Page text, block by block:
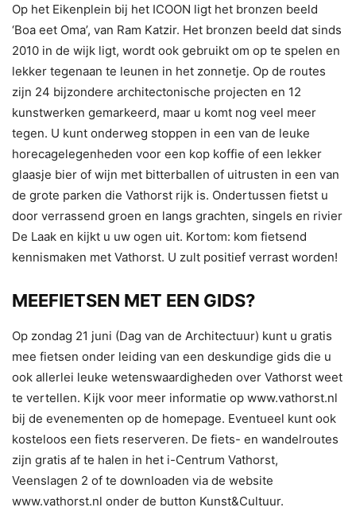
Op het Eikenplein bij het ICOON ligt het bronzen beeld
‘Boa eet Oma’, van Ram Katzir. Het bronzen beeld dat sinds
2010 in de wijk ligt, wordt ook gebruikt om op te spelen en
lekker tegenaan te leunen in het zonnetje. Op de routes
zijn 24 bijzondere architectonische projecten en 12
kunstwerken gemarkeerd, maar u komt nog veel meer
tegen. U kunt onderweg stoppen in een van de leuke
horecagelegenheden voor een kop koffie of een lekker
glaasje bier of wijn met bitterballen of uitrusten in een van
de grote parken die Vathorst rijk is. Ondertussen fietst u
door verrassend groen en langs grachten, singels en rivier
De Laak en kijkt u uw ogen uit. Kortom: kom fietsend
kennismaken met Vathorst. U zult positief verrast worden!
MEEFIETSEN MET EEN GIDS?
Op zondag 21 juni (Dag van de Architectuur) kunt u gratis
mee fietsen onder leiding van een deskundige gids die u
ook allerlei leuke wetenswaardigheden over Vathorst weet
te vertellen. Kijk voor meer informatie op www.vathorst.nl
bij de evenementen op de homepage. Eventueel kunt ook
kosteloos een fiets reserveren. De fiets- en wandelroutes
zijn gratis af te halen in het i-Centrum Vathorst,
Veenslagen 2 of te downloaden via de website
www.vathorst.nl onder de button Kunst&Cultuur.